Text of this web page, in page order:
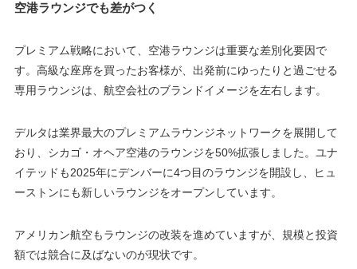
空港ラウンジでも差がつく
プレミアム戦略において、空港ラウンジは重要な差別化要因で
す。高級な座席を買ったお客様が、出発前にゆったりと過ごせる
専用ラウンジは、航空会社のブランドイメージを左右します。
デルタは業界最大のプレミアムラウンジネットワークを展開して
おり、シカゴ・オヘア空港のラウンジを50%拡張しました。ユナ
イテッドも2025年にデンバーに4つ目のラウンジを開設し、ヒュ
ーストンにも新しいラウンジをオープンしています。
アメリカン航空もラウンジの改装を進めていますが、規模と投資
額では競合に及ばないのが現状です。